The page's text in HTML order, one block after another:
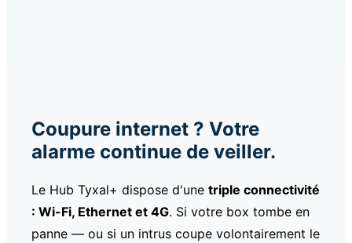
Coupure internet ? Votre
alarme continue de veiller.
Le Hub Tyxal+ dispose d'une triple connectivité
: Wi-Fi, Ethernet et 4G. Si votre box tombe en
panne — ou si un intrus coupe volontairement le